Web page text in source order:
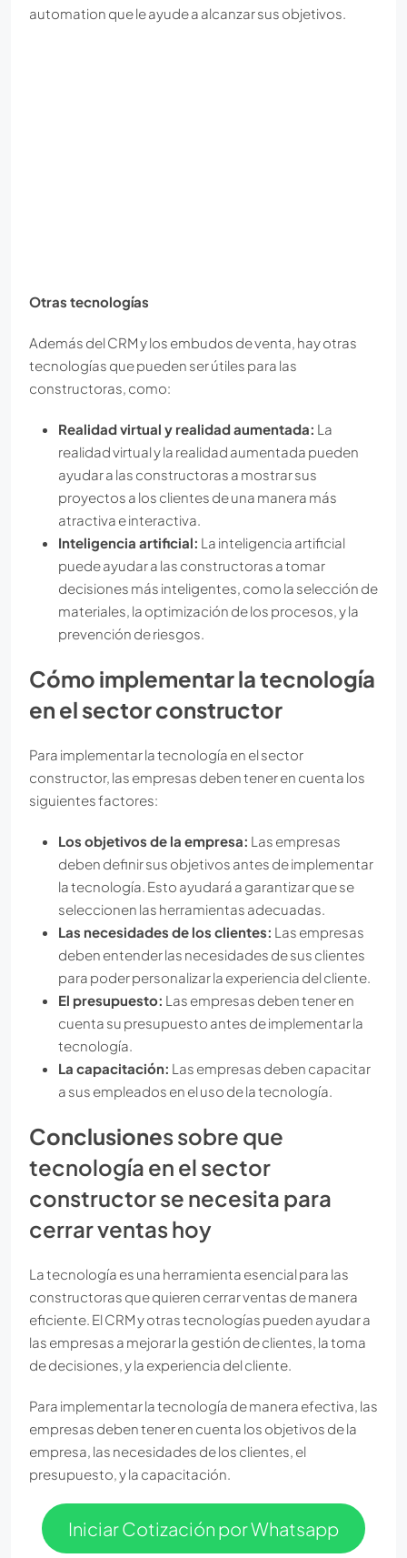
automation que le ayude a alcanzar sus objetivos.
Otras tecnologías
Además del CRM y los embudos de venta, hay otras
tecnologías que pueden ser útiles para las
constructoras, como:
Realidad virtual y realidad aumentada: La
realidad virtual y la realidad aumentada pueden
ayudar a las constructoras a mostrar sus
proyectos a los clientes de una manera más
atractiva e interactiva.
Inteligencia artificial: La inteligencia artificial
puede ayudar a las constructoras a tomar
decisiones más inteligentes, como la selección de
materiales, la optimización de los procesos, y la
prevención de riesgos.
Cómo implementar la tecnología
en el sector constructor
Para implementar la tecnología en el sector
constructor, las empresas deben tener en cuenta los
siguientes factores:
Los objetivos de la empresa: Las empresas
deben definir sus objetivos antes de implementar
la tecnología. Esto ayudará a garantizar que se
seleccionen las herramientas adecuadas.
Las necesidades de los clientes: Las empresas
deben entender las necesidades de sus clientes
para poder personalizar la experiencia del cliente.
El presupuesto: Las empresas deben tener en
cuenta su presupuesto antes de implementar la
tecnología.
La capacitación: Las empresas deben capacitar
a sus empleados en el uso de la tecnología.
Conclusiones sobre que
tecnología en el sector
constructor se necesita para
cerrar ventas hoy
La tecnología es una herramienta esencial para las
constructoras que quieren cerrar ventas de manera
eficiente. El CRM y otras tecnologías pueden ayudar a
las empresas a mejorar la gestión de clientes, la toma
de decisiones, y la experiencia del cliente.
Para implementar la tecnología de manera efectiva, las
empresas deben tener en cuenta los objetivos de la
empresa, las necesidades de los clientes, el
presupuesto, y la capacitación.
Iniciar Cotización por Whatsapp